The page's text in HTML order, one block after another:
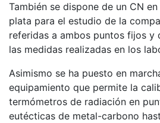
También se dispone de un CN
plata para el estudio de la
referidas a ambos puntos fijos y
las medidas realizadas en los
Asimismo se ha puesto en
equipamiento que permite la
termómetros de radiación en
eutécticas de metal-carbono